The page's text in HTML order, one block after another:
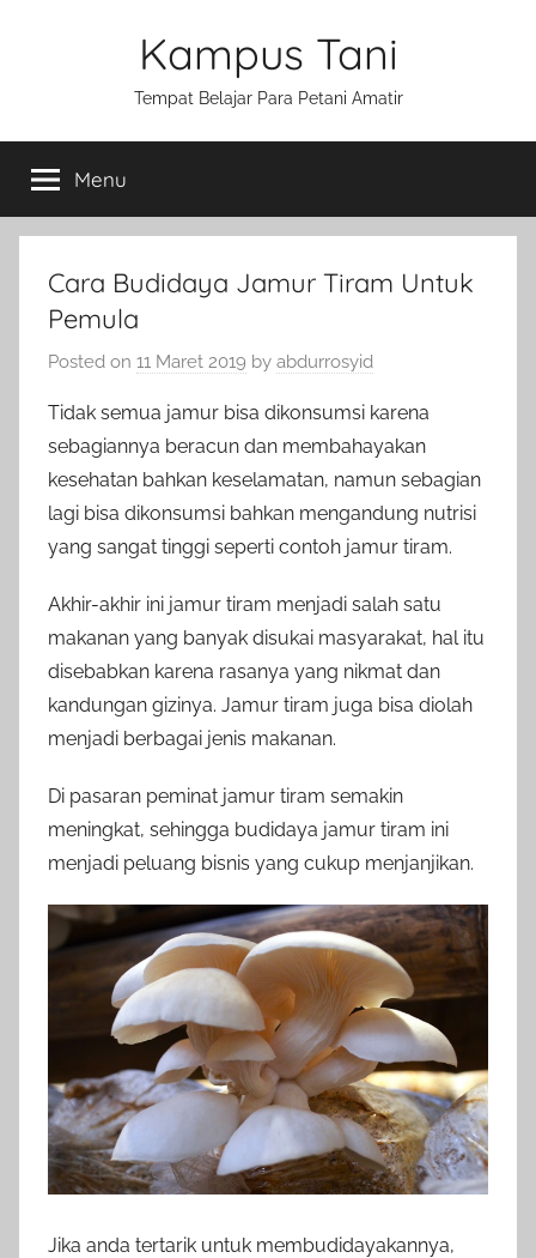
Kampus Tani
Tempat Belajar Para Petani Amatir
Menu
Cara Budidaya Jamur Tiram Untuk
Pemula
Posted on 11 Maret 2019 by abdurrosyid
Tidak semua jamur bisa dikonsumsi karena
sebagiannya beracun dan membahayakan
kesehatan bahkan keselamatan, namun sebagian
lagi bisa dikonsumsi bahkan mengandung nutrisi
yang sangat tinggi seperti contoh jamur tiram.
Akhir-akhir ini jamur tiram menjadi salah satu
makanan yang banyak disukai masyarakat, hal itu
disebabkan karena rasanya yang nikmat dan
kandungan gizinya. Jamur tiram juga bisa diolah
menjadi berbagai jenis makanan.
Di pasaran peminat jamur tiram semakin
meningkat, sehingga budidaya jamur tiram ini
menjadi peluang bisnis yang cukup menjanjikan.
Jika anda tertarik untuk membudidayakannya,